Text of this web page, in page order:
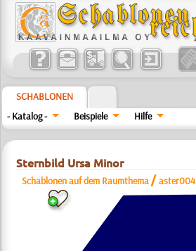
SCHABLONEN
- Katalog -
Beispiele Hilfe
Sternbild Ursa Minor
Schablonen auf dem Raumthema /aster004